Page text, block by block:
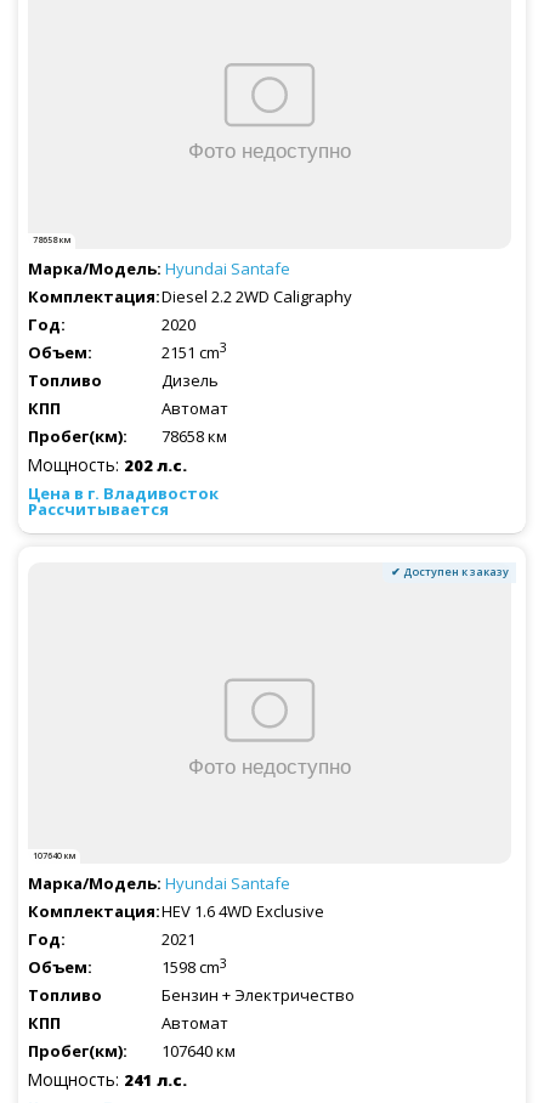
78658 км
Hyundai Santafe
Diesel 2.2 2WD Caligraphy
2020
2151 cm3
Дизель
Автомат
78658 км
Мощность: 202 л.с.
Рассчитывается
✔ Доступен к заказу
107640 км
Hyundai Santafe
HEV 1.6 4WD Exclusive
2021
1598 cm3
Бензин + Электричество
Автомат
107640 км
Мощность: 241 л.с.